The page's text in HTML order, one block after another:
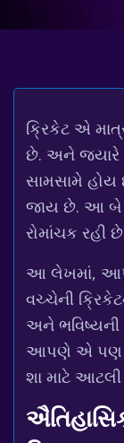
ક્રિકેટ એ
છે. અને જ્યારે
સામસામે
જાય છે. આ બે
રોમાંચક રહી
આ લેખમાં,
વચ્ચેની
અને
આપણે એ પણ
શા માટે